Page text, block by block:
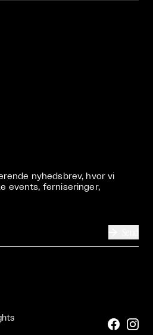
nyhedsbrev, hvor vi
events, ferniseringer,
 